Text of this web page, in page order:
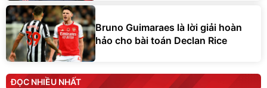
Bruno Guimaraes là lời giải hoàn
hảo cho bài toán Declan Rice
ĐỌC NHIỀU NHẤT